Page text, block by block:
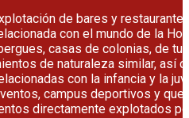
de bares y
con el mundo de la
casas de colonias, de
de naturaleza similar, así
con la infancia y la
campus deportivos y
directamente explotados